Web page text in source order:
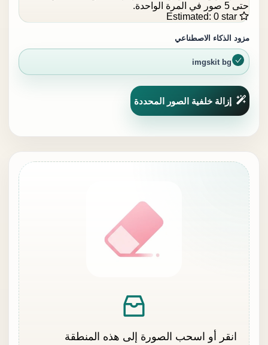
حتى 5 صور في المرة الواحدة.
Estimated: 0 star
مزود الذكاء الاصطناعي
imgskit bg ai
إزالة خلفية الصور المحددة
انقر أو اسحب الصورة إلى هذه المنطقة